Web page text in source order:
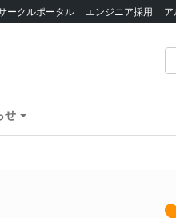
ークルポータル エンジニア採用
せ